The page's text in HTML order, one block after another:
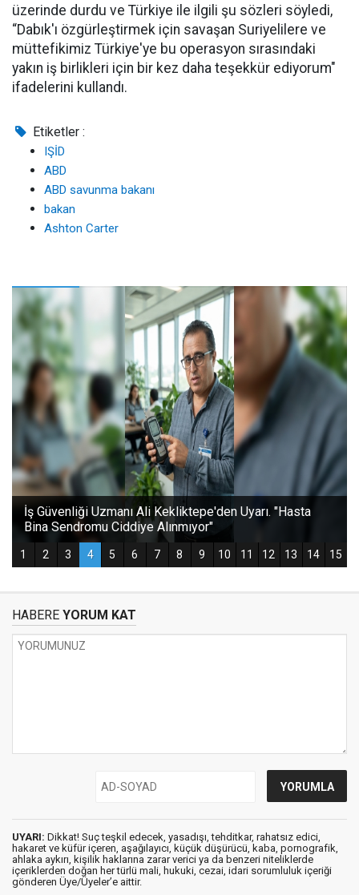
üzerinde durdu ve Türkiye ile ilgili şu sözleri söyledi,
“Dabık'ı özgürleştirmek için savaşan Suriyelilere ve
müttefikimiz Türkiye'ye bu operasyon sırasındaki
yakın iş birlikleri için bir kez daha teşekkür ediyorum"
ifadelerini kullandı.
Etiketler :
IŞİD
ABD
ABD savunma bakanı
bakan
Ashton Carter
HABERE YORUM KAT
UYARI: Dikkat! Suç teşkil edecek, yasadışı, tehditkar, rahatsız edici,
hakaret ve küfür içeren, aşağılayıcı, küçük düşürücü, kaba, pornografik,
ahlaka aykırı, kişilik haklarına zarar verici ya da benzeri niteliklerde
içeriklerden doğan her türlü mali, hukuki, cezai, idari sorumluluk içeriği
gönderen Üye/Üyeler’e aittir.